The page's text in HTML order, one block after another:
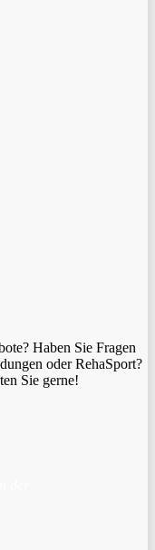
Haben Sie Fragen
oder RehaSport?
Sie gerne!